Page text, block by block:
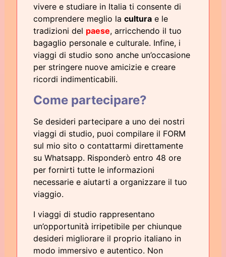
vivere e studiare in Italia ti consente di
comprendere meglio la cultura e le
tradizioni del paese, arricchendo il tuo
bagaglio personale e culturale. Infine, i
viaggi di studio sono anche un’occasione
per stringere nuove amicizie e creare
ricordi indimenticabili.
Come partecipare?
Se desideri partecipare a uno dei nostri
viaggi di studio, puoi compilare il FORM
sul mio sito o contattarmi direttamente
su Whatsapp. Risponderò entro 48 ore
per fornirti tutte le informazioni
necessarie e aiutarti a organizzare il tuo
viaggio.
I viaggi di studio rappresentano
un’opportunità irripetibile per chiunque
desideri migliorare il proprio italiano in
modo immersivo e autentico. Non